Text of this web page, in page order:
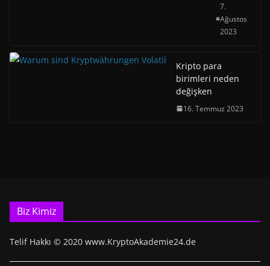
7.
Ağustos
2023
Kripto para
birimleri neden
değişken
16. Temmuz 2023
Biz Kimiz
Telif Hakkı © 2020 www.KryptoAkademie24.de